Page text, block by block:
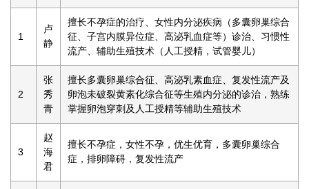
1
卢
静
擅长不孕症的治疗、女性内分泌疾病（多囊卵巢综合
征、子宫内膜异位症、高泌乳血症等）诊治、习惯性
流产、辅助生殖技术（人工授精，试管婴儿）
2
张
秀
青
擅长多囊卵巢综合征、高泌乳素血症、复发性流产及
卵泡未破裂黄素化综合征等生殖内分泌的诊治，熟练
掌握卵泡穿刺及人工授精等辅助生殖技术
3
赵
海
君
擅长不孕症，女性不孕，优生优育，多囊卵巢综合
症，排卵障碍，复发性流产